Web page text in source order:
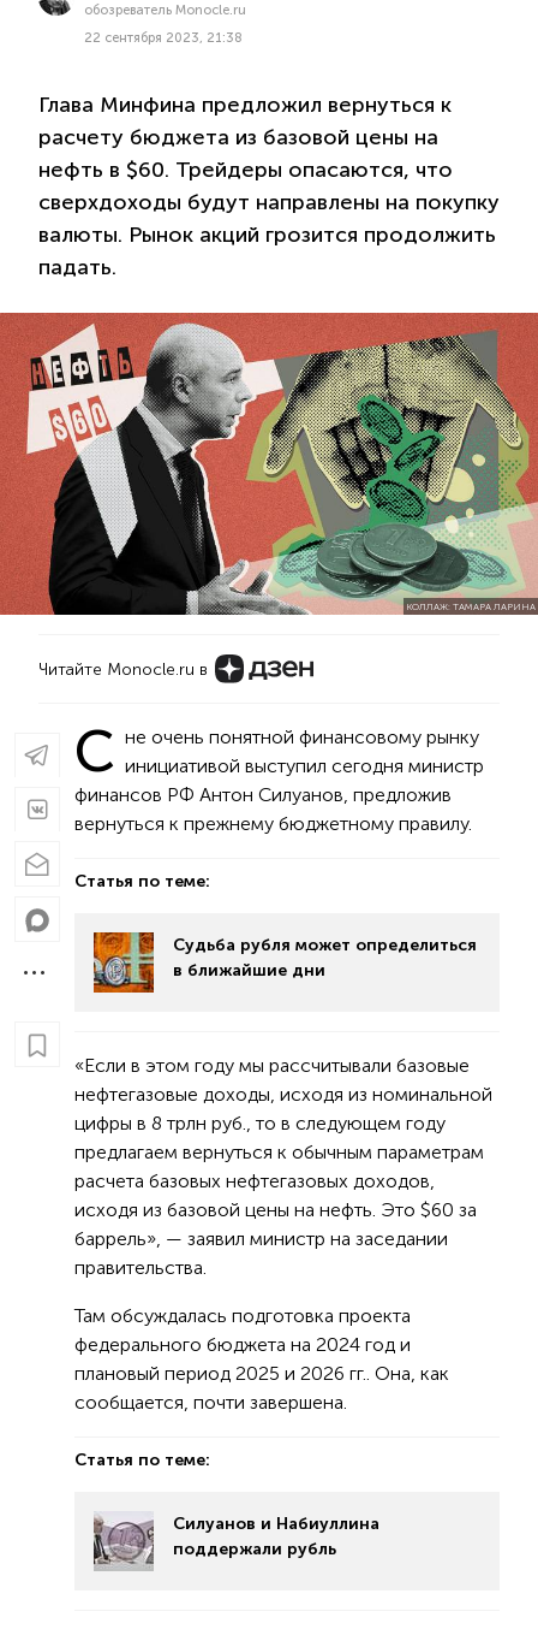
обозреватель Monocle.ru
22 сентября 2023, 21:38
Глава Минфина предложил вернуться к
расчету бюджета из базовой цены на
нефть в $60. Трейдеры опасаются, что
сверхдоходы будут направлены на покупку
валюты. Рынок акций грозится продолжить
падать.
КОЛЛАЖ: ТАМАРА ЛАРИНА
Читайте Monocle.ru в
С не очень понятной финансовому рынку
инициативой выступил сегодня министр
финансов РФ Антон Силуанов, предложив
вернуться к прежнему бюджетному правилу.
Статья по теме:
Судьба рубля может определиться
в ближайшие дни
«Если в этом году мы рассчитывали базовые
нефтегазовые доходы, исходя из номинальной
цифры в 8 трлн руб., то в следующем году
предлагаем вернуться к обычным параметрам
расчета базовых нефтегазовых доходов,
исходя из базовой цены на нефть. Это $60 за
баррель», — заявил министр на заседании
правительства.
Там обсуждалась подготовка проекта
федерального бюджета на 2024 год и
плановый период 2025 и 2026 гг.. Она, как
сообщается, почти завершена.
Статья по теме:
Силуанов и Набиуллина
поддержали рубль